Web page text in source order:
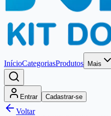
InícioCategoriasProdutos Mais
Entrar Cadastrar-se
Voltar